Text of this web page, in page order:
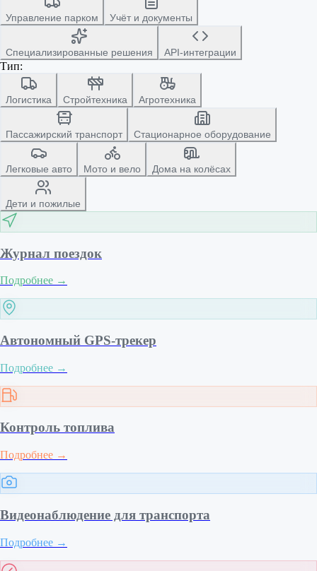
Управление парком Учёт и документы
Специализированные решения API-интеграции
Тип:
Логистика Стройтехника Агротехника
Пассажирский транспорт Стационарное оборудование
Легковые авто Мото и вело Дома на колёсах
Дети и пожилые
Журнал поездок
Подробнее →
Автономный GPS-трекер
Подробнее →
Контроль топлива
Подробнее →
Видеонаблюдение для транспорта
Подробнее →